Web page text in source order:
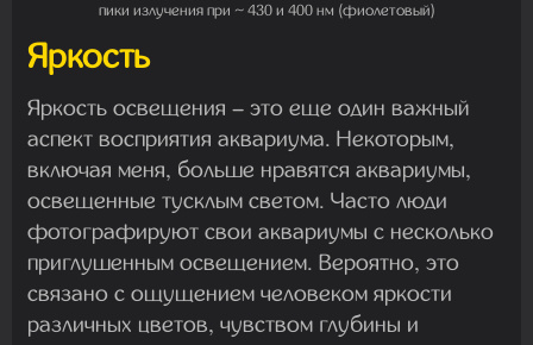
пики излучения при ~ 430 и 400 нм (фиолетовый)
Яркость
Яркость освещения – это еще один важный
аспект восприятия аквариума. Некоторым,
включая меня, больше нравятся аквариумы,
освещенные тусклым светом. Часто люди
фотографируют свои аквариумы с несколько
приглушенным освещением. Вероятно, это
связано с ощущением человеком яркости
различных цветов, чувством глубины и